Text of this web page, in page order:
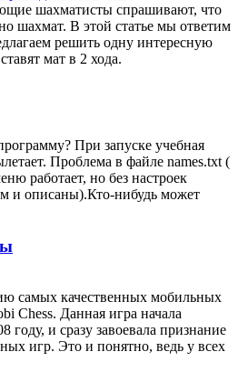
шахматисты спрашивают, что
шахмат. В этой статье мы ответим
решить одну интересную
мат в 2 хода.
При запуске учебная
Проблема в файле names.txt (
работает, но без настроек
и описаны).Кто-нибудь может
самых качественных мобильных
Chess. Данная игра начала
году, и сразу завоевала признание
игр. Это и понятно, ведь у всех